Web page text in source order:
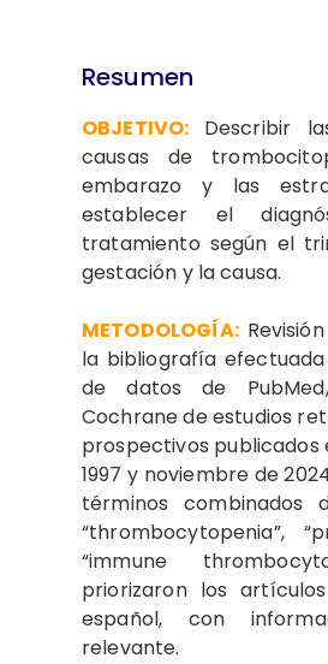
Resumen
OBJETIVO: Describir
causas de
embarazo y las
establecer el
tratamiento según el
gestación y la causa.
METODOLOGÍA:
la bibliografía
de datos de
Cochrane de estudios
prospectivos publicados
1997 y noviembre de
términos combinados
“thrombocytopenia”,
“immune
priorizaron los
español, con
relevante.